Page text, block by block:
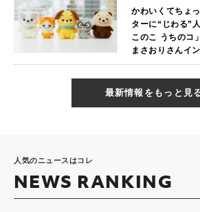
かわいくてちょ
ターに“じわる”
このこ うちのコ
まさおりさんイ
最新情報をもっと見
人気のニュースはコレ
NEWS RANKING